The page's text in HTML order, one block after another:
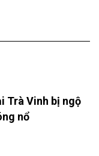
Trà Vinh bị ngộ
nổ